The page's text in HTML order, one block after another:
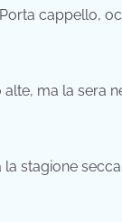
cappello,
ma la sera
la stagione